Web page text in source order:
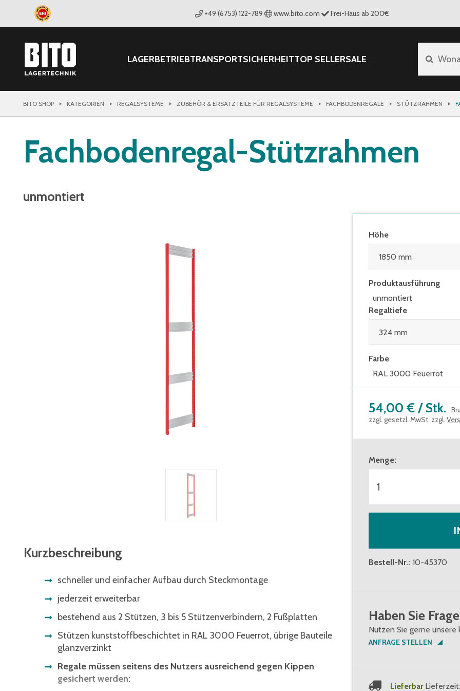
+49 (6753) 122-789 www.bito.com Frei-Haus ab 200€
LAGERBETRIEBTRANSPORTSICHERHEITTOP SELLERSALE
BITO SHOP KATEGORIEN REGALSYSTEME ZUBEHÖR & ERSATZTEILE FÜR REGALSYSTEME FACHBODENREGALE STÜTZRAHMEN
Fachbodenregal-Stützrahmen
unmontiert
Kurzbeschreibung
schneller und einfacher Aufbau durch Steckmontage
jederzeit erweiterbar
bestehend aus 2 Stützen, 3 bis 5 Stützenverbindern, 2 Fußplatten
Stützen kunststoffbeschichtet in RAL 3000 Feuerrot, übrige Bauteile
glanzverzinkt
Regale müssen seitens des Nutzers ausreichend gegen Kippen
gesichert werden:
Höhe
Produktausführung
unmontiert
Regaltiefe
Farbe
RAL 3000 Feuerrot
54,00 € / Stk.
zzgl. gesetzl. MwSt. zzgl.
Menge:
Bestell-Nr.: 10-45370
Haben Sie
Nutzen Sie gerne unsere
ANFRAGE STELLEN
Lieferbar